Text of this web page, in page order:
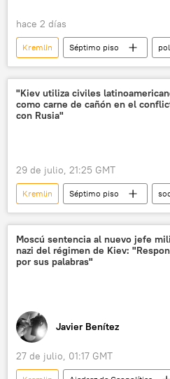
hace 2 días
Kremlin Séptimo piso
seguridad
Pedro Sánchez
Donald Trump
Ucrania
Unión Europea (UE)
"Kiev utiliza civiles
como carne de cañón en el
con Rusia"
29 de julio, 21:25 GMT
Kremlin Séptimo piso
seguridad
España
Ucrania
Partido Popular de
Moscú sentencia al nuevo jefe
nazi del régimen de Kiev:
por sus palabras"
Javier Benítez
27 de julio, 01:17 GMT